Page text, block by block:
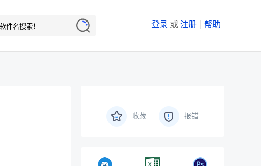
登录 或 注册 帮助
收藏 报错